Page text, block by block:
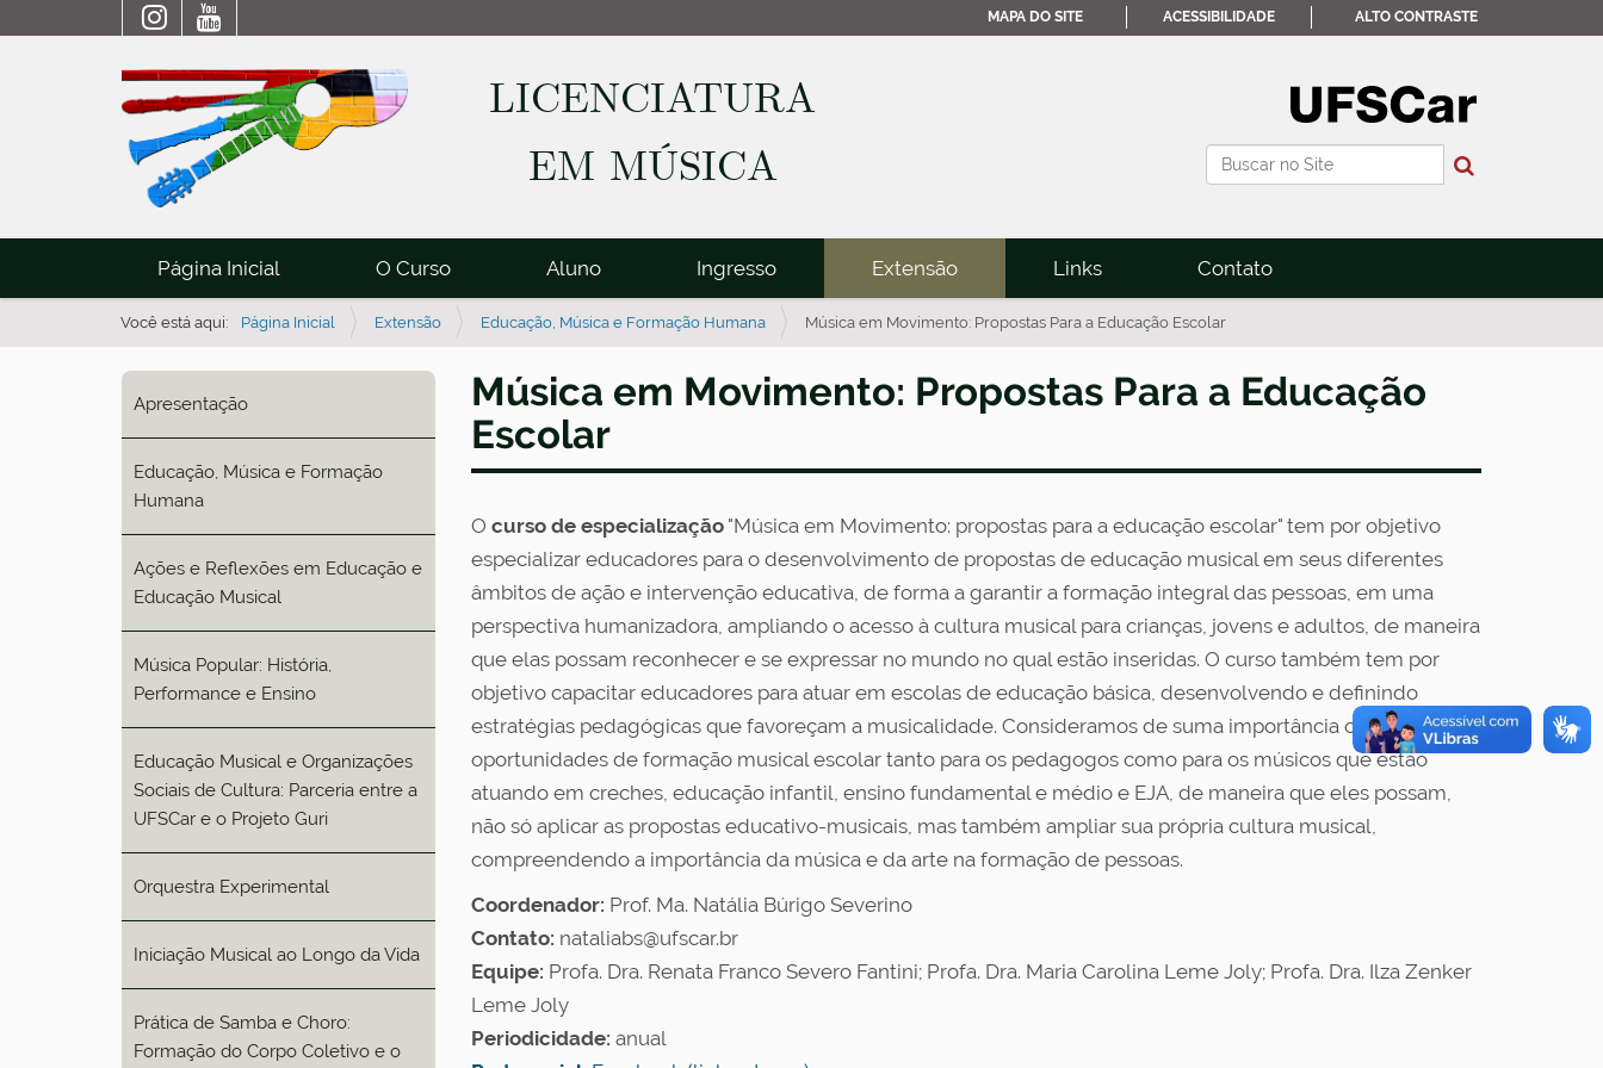
LICENCIATURA
EM MÚSICA
Busca
MAPA DO SITE ACESSIBILIDADE ALTO CONTRASTE
Página Inicial O Curso Aluno Ingresso Extensão Links Contato
Você está aqui: Página Inicial Extensão Educação, Música e Formação Humana Música em Movimento: Propostas Para a Educação Escolar
Apresentação
Educação, Música e Formação
Humana
Ações e Reflexões em Educação e
Educação Musical
Música Popular: História,
Performance e Ensino
Educação Musical e Organizações
Sociais de Cultura: Parceria entre a
UFSCar e o Projeto Guri
Orquestra Experimental
Iniciação Musical ao Longo da Vida
Prática de Samba e Choro:
Formação do Corpo Coletivo e o
Música em Movimento: Propostas Para a Educação
Escolar
O curso de especialização"Música em Movimento: propostas para a educação escolar" tem por objetivo
especializar educadores para o desenvolvimento de propostas de educação musical em seus diferentes
âmbitos de ação e intervenção educativa, de forma a garantir a formação integral das pessoas, em uma
perspectiva humanizadora, ampliando o acesso à cultura musical para crianças, jovens e adultos, de maneira
que elas possam reconhecer e se expressar no mundo no qual estão inseridas. O curso também tem por
objetivo capacitar educadores para atuar em escolas de educação básica, desenvolvendo e definindo
estratégias pedagógicas que favoreçam a musicalidade. Consideramos de suma importância oferecer
oportunidades de formação musical escolar tanto para os pedagogos como para os músicos que estão
atuando em creches, educação infantil, ensino fundamental e médio e EJA, de maneira que eles possam,
não só aplicar as propostas educativo-musicais, mas também ampliar sua própria cultura musical,
compreendendo a importância da música e da arte na formação de pessoas.
Coordenador: Prof. Ma. Natália Búrigo Severino
Contato: nataliabs@ufscar.br
Equipe: Profa. Dra. Renata Franco Severo Fantini; Profa. Dra. Maria Carolina Leme Joly; Profa. Dra. Ilza Zenker
Leme Joly
Periodicidade: anual